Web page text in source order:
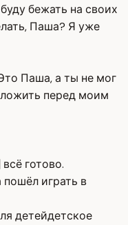
бежать на своих
Паша? Я уже
Паша, а ты не мог
перед моим
готово.
пошёл играть в
детейдетское